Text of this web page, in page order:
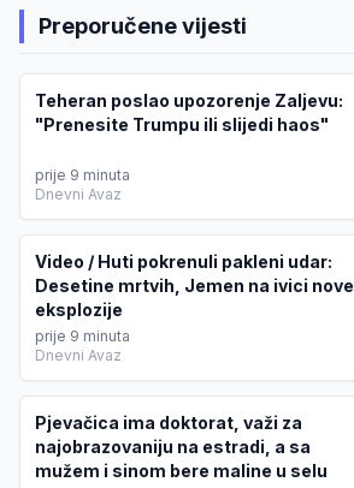
Preporučene vijesti
Teheran poslao upozorenje Zaljevu:
"Prenesite Trumpu ili slijedi haos"
prije 9 minuta
Dnevni Avaz
Video / Huti pokrenuli pakleni udar:
Desetine mrtvih, Jemen na ivici nove
eksplozije
prije 9 minuta
Dnevni Avaz
Pjevačica ima doktorat, važi za
najobrazovaniju na estradi, a sa
mužem i sinom bere maline u selu